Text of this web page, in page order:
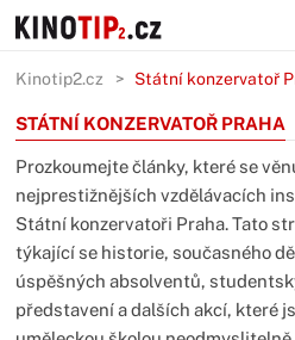
Kinotip2.cz Státní konzervatoř
STÁTNÍ KONZERVATOŘ PRAHA
Prozkoumejte články, které se
nejprestižnějších vzdělávacích
Státní konzervatoři Praha. Tato
týkající se historie, současného
úspěšných absolventů,
představení a dalších akcí, které